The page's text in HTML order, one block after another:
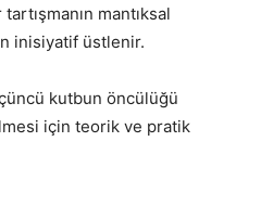
mantıksal
inisiyatif üstlenir.
kutbun öncülüğü
için teorik ve pratik